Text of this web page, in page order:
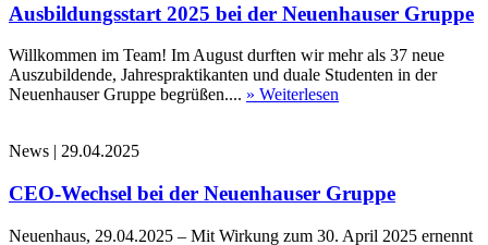
Ausbildungsstart 2025 bei der Neuenhauser Gruppe
Willkommen im Team! Im August durften wir mehr als 37 neue
Auszubildende, Jahrespraktikanten und duale Studenten in der
Neuenhauser Gruppe begrüßen.... » Weiterlesen
News | 29.04.2025
CEO-Wechsel bei der Neuenhauser Gruppe
Neuenhaus, 29.04.2025 – Mit Wirkung zum 30. April 2025 ernennt